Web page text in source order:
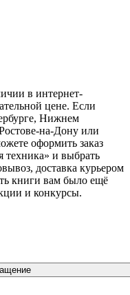
в интернет-
цене. Если
Нижнем
на-Дону или
оформить заказ
техника» и выбрать
доставка курьером
книги вам было ещё
и конкурсы.